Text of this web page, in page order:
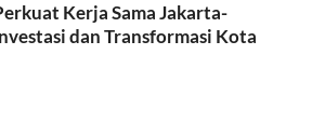
Kerja Sama Jakarta-
dan Transformasi Kota